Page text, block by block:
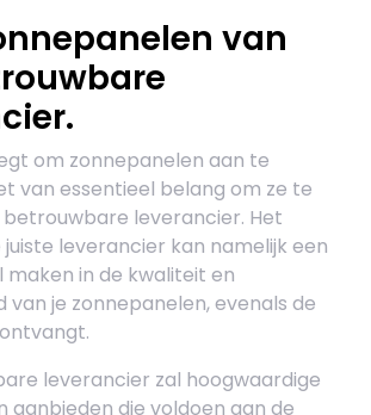
van
om zonnepanelen aan te
van essentieel belang om ze te
leverancier. Het
juiste leverancier kan namelijk een
in de kwaliteit en
van je zonnepanelen, evenals de
leverancier zal hoogwaardige
aanbieden die voldoen aan de